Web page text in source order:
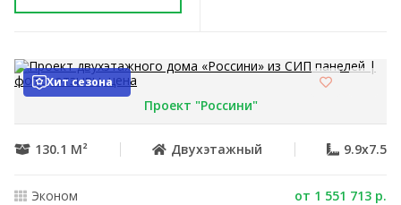
Хит сезона
Проект "Россини"
130.1 М² Двухэтажный 9.9x7.5
Эконом
от 1 551 713 р.